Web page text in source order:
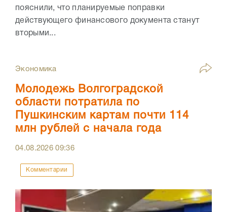
пояснили, что планируемые поправки
действующего финансового документа станут
вторыми...
Экономика
Молодежь Волгоградской
области потратила по
Пушкинским картам почти 114
млн рублей с начала года
04.08.202609:36
Комментарии